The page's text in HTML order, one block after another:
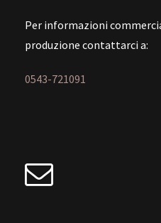
Per informazioni
produzione contattarci a:
0543-721091